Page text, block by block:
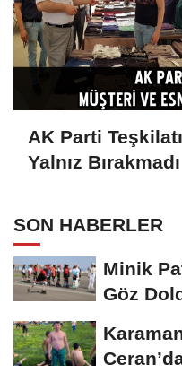
AK Parti
Yalnız Bırakmadı
SON HABERLER
Minik
Göz